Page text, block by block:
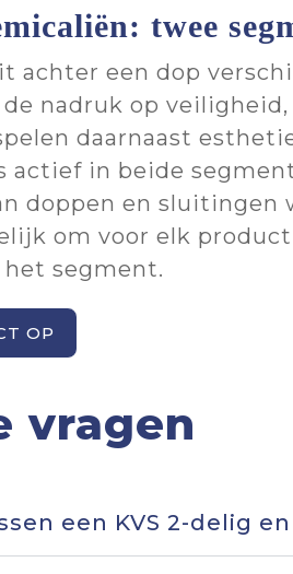
twee
achter een dop
nadruk op
daarnaast
in beide
doppen en
om voor elk
segment.
OP
vragen
een KVS 2-delig